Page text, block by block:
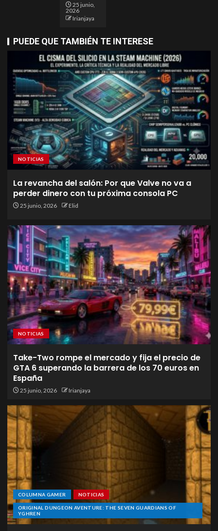
25 junio,
2026
Irianjaya
PUEDE QUE TAMBIÉN TE INTERESE
NOTICIAS
La revancha del salón: Por que Valve no va a
perder dinero con tu próxima consola PC
25 junio, 2026 Elid
NOTICIAS
Take-Two rompe el mercado y fija el precio de
GTA 6 superando la barrera de los 70 euros en
España
25 junio, 2026 Irianjaya
COLUMNA GAMER NOTICIAS
ORIGINAL DUNGEON AVENTURE: THE SEVEN GUARDIANS OF
YGHREN